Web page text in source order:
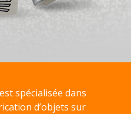
spécialisée dans
d’objets sur